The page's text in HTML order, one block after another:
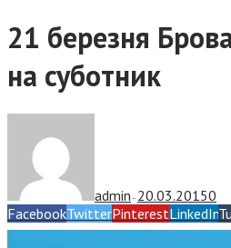
21 березня
на суботник
admin — 20.03.20150
FacebookTwitterPinterestLinkedIn